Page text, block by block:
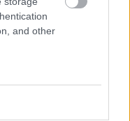
and other